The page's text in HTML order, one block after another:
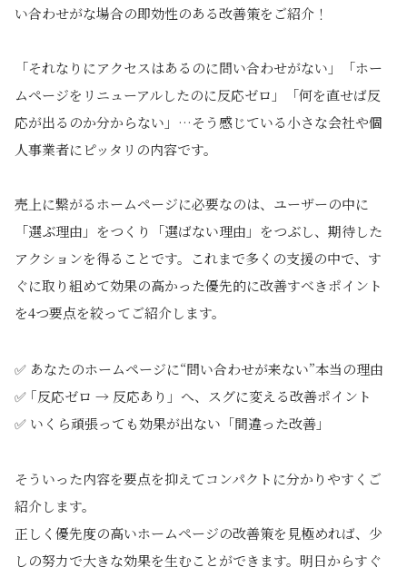
い合わせがな場合の即効性のある改善策をご紹介！
「それなりにアクセスはあるのに問い合わせがない」「ホー
ムページをリニューアルしたのに反応ゼロ」「何を直せば反
応が出るのか分からない」…そう感じている小さな会社や個
人事業者にピッタリの内容です。
売上に繋がるホームページに必要なのは、ユーザーの中に
「選ぶ理由」をつくり「選ばない理由」をつぶし、期待した
アクションを得ることです。これまで多くの支援の中で、す
ぐに取り組めて効果の高かった優先的に改善すべきポイント
を4つ要点を絞ってご紹介します。
✅ あなたのホームページに“問い合わせが来ない”本当の理由
✅ ｢反応ゼロ → 反応あり」へ、スグに変える改善ポイント
✅ いくら頑張っても効果が出ない「間違った改善」
そういった内容を要点を抑えてコンパクトに分かりやすくご
紹介します。
正しく優先度の高いホームページの改善策を見極めれば、少
しの努力で大きな効果を生むことができます。明日からすぐ